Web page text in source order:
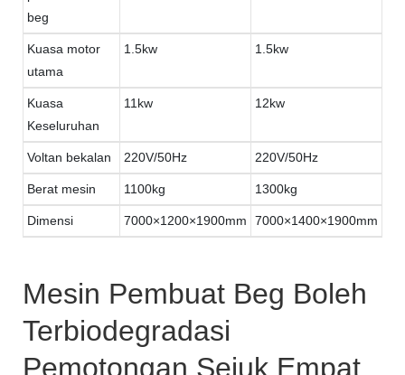
beg
Kuasa motor
utama
1.5kw 1.5kw
Kuasa
Keseluruhan
11kw 12kw
Voltan bekalan 220V/50Hz 220V/50Hz
Berat mesin 1100kg 1300kg
Dimensi 7000×1200×1900mm 7000×1400×1900mm
Mesin Pembuat Beg Boleh
Terbiodegradasi
Pemotongan Sejuk Empat